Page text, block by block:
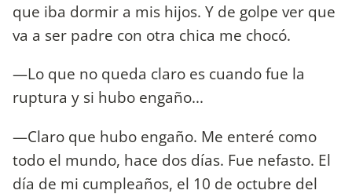
que iba dormir a mis hijos. Y de golpe ver que
va a ser padre con otra chica me chocó.
—Lo que no queda claro es cuando fue la
ruptura y si hubo engaño...
—Claro que hubo engaño. Me enteré como
todo el mundo, hace dos días. Fue nefasto. El
día de mi cumpleaños, el 10 de octubre del